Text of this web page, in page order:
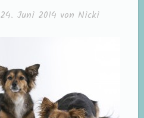
24. Juni 2014 von Nicki